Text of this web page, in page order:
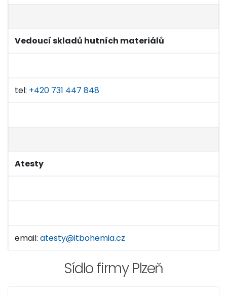
Vedoucí skladů hutních materiálů
tel: +420 731 447 848
Atesty
email: atesty@itbohemia.cz
Sídlo firmy Plzeň